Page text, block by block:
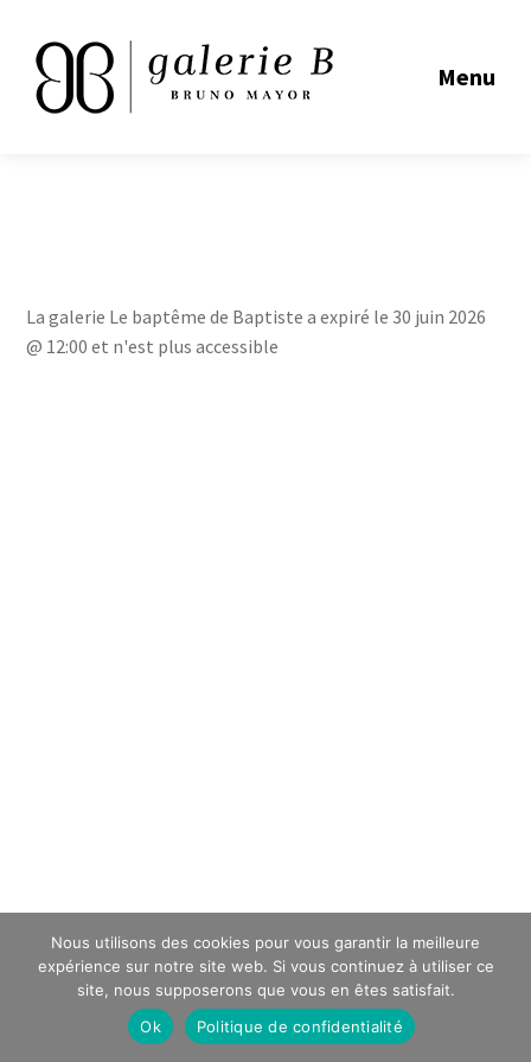
Menu
La galerie Le baptême de Baptiste a expiré le 30 juin 2026
@ 12:00 et n'est plus accessible
Nous utilisons des cookies pour vous garantir la meilleure
expérience sur notre site web. Si vous continuez à utiliser ce
site, nous supposerons que vous en êtes satisfait.
Ok
Politique de confidentialité